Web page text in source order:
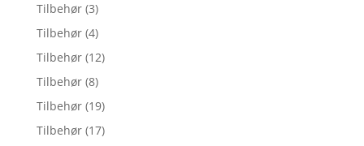
Tilbehør (3)
Tilbehør (4)
Tilbehør (12)
Tilbehør (8)
Tilbehør (19)
Tilbehør (17)